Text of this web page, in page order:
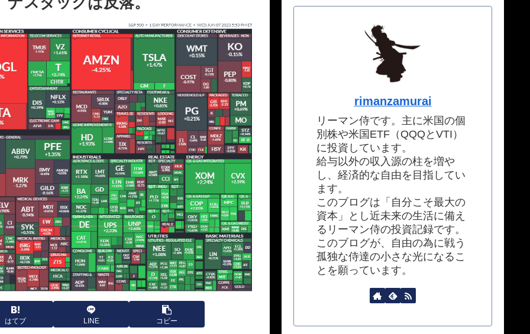
はてブ LINE コピー
rimanzamurai
リーマン侍です。主に米国の個
別株や米国ETF（QQQとVTI）
に投資しています。
給与以外の収入源の柱を増や
し、経済的な自由を目指してい
ます。
このブログは「自分こそ最大の
資本」とし近未来の生活に備え
るリーマン侍の投資記録です。
このブログが、自由の為に戦う
孤独な侍達の小さな光になるこ
とを願っています。